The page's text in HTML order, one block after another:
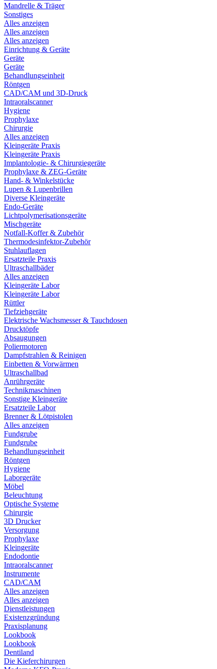
Mandrelle & Träger
Sonstiges
Alles anzeigen
Alles anzeigen
Alles anzeigen
Einrichtung & Geräte
Geräte
Geräte
Behandlungseinheit
Röntgen
CAD/CAM und 3D-Druck
Intraoralscanner
Hygiene
Prophylaxe
Chirurgie
Alles anzeigen
Kleingeräte Praxis
Kleingeräte Praxis
Implantologie- & Chirurgiegeräte
Prophylaxe & ZEG-Geräte
Hand- & Winkelstücke
Lupen & Lupenbrillen
Diverse Kleingeräte
Endo-Geräte
Lichtpolymerisationsgeräte
Mischgeräte
Notfall-Koffer & Zubehör
Thermodesinfektor-Zubehör
Stuhlauflagen
Ersatzteile Praxis
Ultraschallbäder
Alles anzeigen
Kleingeräte Labor
Kleingeräte Labor
Rüttler
Tiefziehgeräte
Elektrische Wachsmesser & Tauchdosen
Drucktöpfe
Absaugungen
Poliermotoren
Dampfstrahlen & Reinigen
Einbetten & Vorwärmen
Ultraschallbad
Anrührgeräte
Technikmaschinen
Sonstige Kleingeräte
Ersatzteile Labor
Brenner & Lötpistolen
Alles anzeigen
Fundgrube
Fundgrube
Behandlungseinheit
Röntgen
Hygiene
Laborgeräte
Möbel
Beleuchtung
Optische Systeme
Chirurgie
3D Drucker
Versorgung
Prophylaxe
Kleingeräte
Endodontie
Intraoralscanner
Instrumente
CAD/CAM
Alles anzeigen
Alles anzeigen
Dienstleistungen
Existenzgründung
Praxisplanung
Lookbook
Lookbook
Dentiland
Die Kieferchirurgen